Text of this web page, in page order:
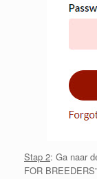
Stap 2: Ga naar
FOR